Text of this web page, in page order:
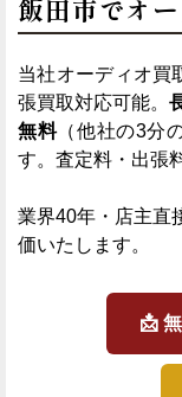
飯田市でオ
当社オーディオ買
張買取対応可能。
無料（他社の3分
す。査定料・出張
業界40年・店主直
価いたします。
📩